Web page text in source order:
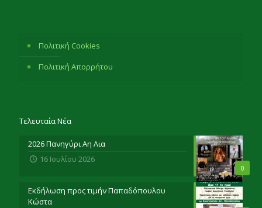
Πολιτική Cookies
Πολιτική Απορρήτου
Τελευταία Νέα
0
2026 Πανηγύρι Αη Λια
16 Ιουλίου 2026
Εκδήλωση προς τιμήν Παπαδόπουλου
Κώστα